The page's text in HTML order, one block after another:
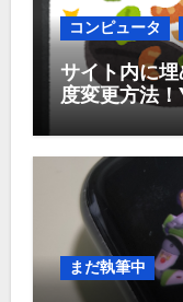
コンピュータ
サイト内に
度変更方法
まだ執筆中